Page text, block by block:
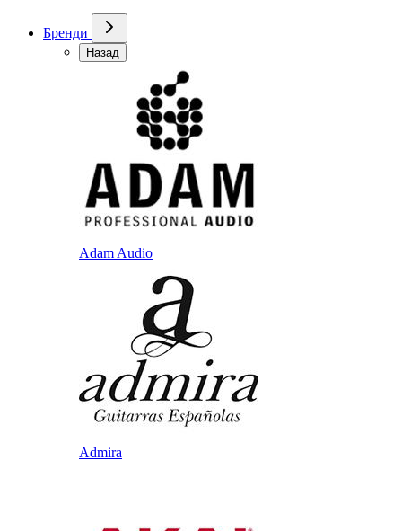
Бренди
Назад
Adam Audio
Admira